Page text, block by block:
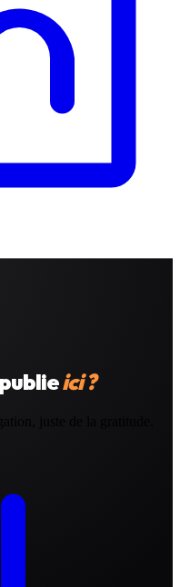
ici ?
juste de la gratitude.